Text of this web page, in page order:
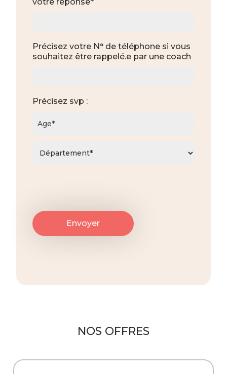
votre réponse*
Précisez votre N° de téléphone si vous
souhaitez être rappelé.e par une coach
Précisez svp :
NOS OFFRES